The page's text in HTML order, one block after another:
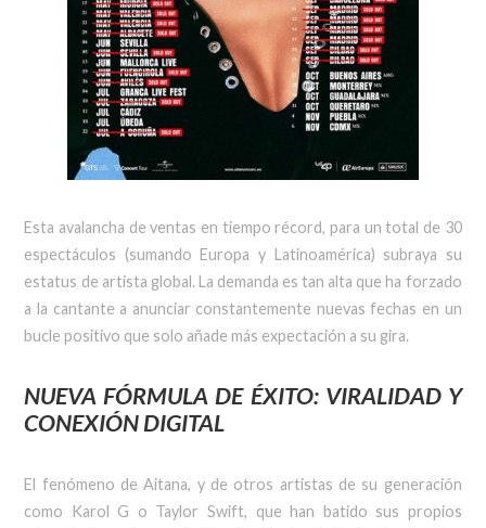
Esta avalancha de ventas en tiempo récord, para un total de 30
espectáculos (sumando Europa y Latinoamérica) subraya su
estatus de artista global. La demanda es tan alta que ha forzado
a la cantante a anunciar constantemente nuevas fechas en un
bucle positivo que solo añade más expectación a su gira.
NUEVA FÓRMULA DE ÉXITO: VIRALIDAD Y
CONEXIÓN DIGITAL
El fenómeno de Aitana, y de otros artistas de su generación
como Karol G o Taylor Swift, que han batido sus propios